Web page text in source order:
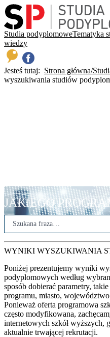
Studia podyplomoweTematyka
wiedzy
Jesteś tutaj: Strona główna
wyszukiwania studiów
JAKIEGO
WYNIKI WYSZUKIWANIA
Poniżej prezentujemy wyniki
podyplomowych według
sposób dobierać parametry,
programu, miasto,
Ponieważ oferta programowa
często modyfikowana,
internetowych szkół wyższych,
aktualnie trwającej rekrutacji.